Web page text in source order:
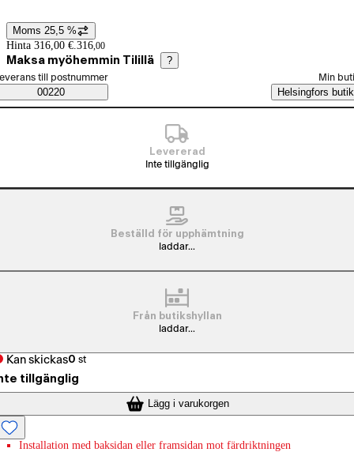
Prisinformation
Moms 25,5 %
Hinta 316,00 €. 316,00
Maksa myöhemmin Tilillä ?
Saatavuustiedot
beställningssätt
till postnummer
00220
Min
Helsingfors butik
Levererad
Inte tillgänglig
Beställd för upphämtning
laddar...
Från butikshyllan
laddar...
Kan skickas0 st
tillgänglig
Lägg i varukorgen
Installation med baksidan eller framsidan mot färdriktningen